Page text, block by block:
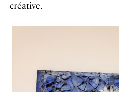
créative.